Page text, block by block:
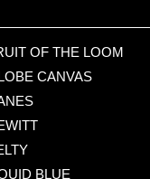
OF THE LOOM
CANVAS
BLUE